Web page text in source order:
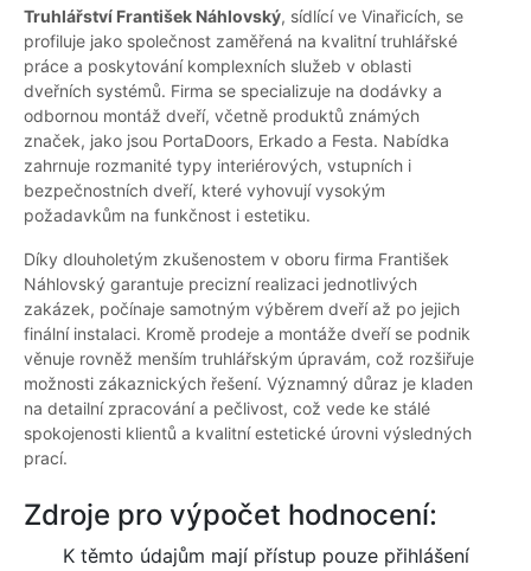
Truhlářství František Náhlovský, sídlící ve Vinařicích, se
profiluje jako společnost zaměřená na kvalitní truhlářské
práce a poskytování komplexních služeb v oblasti
dveřních systémů. Firma se specializuje na dodávky a
odbornou montáž dveří, včetně produktů známých
značek, jako jsou PortaDoors, Erkado a Festa. Nabídka
zahrnuje rozmanité typy interiérových, vstupních i
bezpečnostních dveří, které vyhovují vysokým
požadavkům na funkčnost i estetiku.
Díky dlouholetým zkušenostem v oboru firma František
Náhlovský garantuje precizní realizaci jednotlivých
zakázek, počínaje samotným výběrem dveří až po jejich
finální instalaci. Kromě prodeje a montáže dveří se podnik
věnuje rovněž menším truhlářským úpravám, což rozšiřuje
možnosti zákaznických řešení. Významný důraz je kladen
na detailní zpracování a pečlivost, což vede ke stálé
spokojenosti klientů a kvalitní estetické úrovni výsledných
prací.
Zdroje pro výpočet hodnocení:
K těmto údajům mají přístup pouze přihlášení